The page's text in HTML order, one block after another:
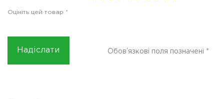
Обов’язкові поля позначені *
Оцініть цей товар *